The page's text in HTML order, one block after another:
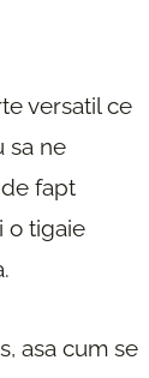
versatil ce
sa ne
fapt
o tigaie
asa cum se